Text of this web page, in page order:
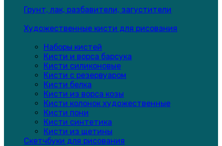
Грунт, лак, разбавители, загустители
Художественные кисти для рисования
Наборы кистей
Кисти и ворса барсука
Кисти силиконовые
Кисти с резервуаром
Кисти белка
Кисти из ворса козы
Кисти колонок художественные
Кисти пони
Кисти синтетика
Кисти из щетины
Скетчбуки для рисования